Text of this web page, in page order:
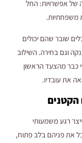
של אפשרויות: החל
משפחתיות.
שובר שהם יכולים
וגם בחירה. השילוב
כבר מהצעד הראשון
את עובדיו.
הקטנים
רגע משמעותי
את פניהם בלב פתוח,